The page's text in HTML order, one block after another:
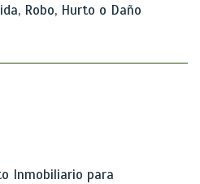
Robo, Hurto o Daño
Inmobiliario para